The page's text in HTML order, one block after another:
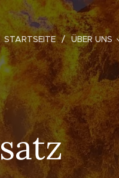
STARTSEITE ÜBER UNS